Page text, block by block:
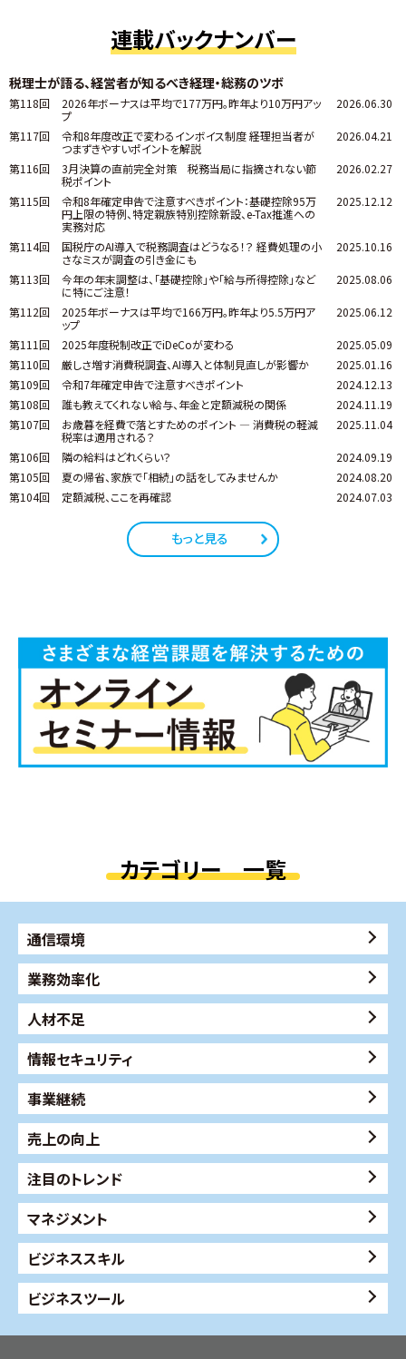
連載バックナンバー
税理士が語る、経営者が知るべき経理・総務のツボ
第118回
2026年ボーナスは平均で177万円。昨年より10万円アッ
プ
2026.06.30
第117回
令和8年度改正で変わるインボイス制度 ――経理担当者が
つまずきやすいポイントを解説
2026.04.21
第116回
3月決算の直前完全対策 税務当局に指摘されない節
税ポイント
2026.02.27
第115回
令和8年確定申告で注意すべきポイント：基礎控除95万
円上限の特例、特定親族特別控除新設、e-Tax推進への
実務対応
2025.12.12
第114回
国税庁のAI導入で税務調査はどうなる！？ 経費処理の小
さなミスが調査の引き金にも
2025.10.16
第113回
今年の年末調整は、「基礎控除」や「給与所得控除」など
に特にご注意！
2025.08.06
第112回
2025年ボーナスは平均で166万円。昨年より5.5万円ア
ップ
2025.06.12
第111回 2025年度税制改正でiDeCoが変わる
2025.05.09
第110回
厳しさ増す消費税調査、AI導入と体制見直しが影響か
2025.01.16
第109回
令和7年確定申告で注意すべきポイント
2024.12.13
第108回
誰も教えてくれない給与、年金と定額減税の関係
2024.11.19
第107回
お歳暮を経費で落とすためのポイント ― 消費税の軽減
税率は適用される？
2025.11.04
第106回 隣の給料はどれくらい？
2024.09.19
第105回
夏の帰省、家族で「相続」の話をしてみませんか
2024.08.20
第104回
定額減税、ここを再確認 2024.07.03
もっと見る
カテゴリー 一覧
通信環境
業務効率化
人材不足
情報セキュリティ
事業継続
売上の向上
注目のトレンド
マネジメント
ビジネススキル
ビジネスツール